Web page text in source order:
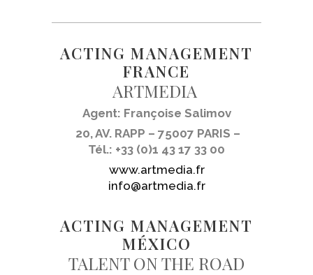
ACTING MANAGEMENT
FRANCE
ARTMEDIA
Agent: Françoise Salimov
20, AV. RAPP – 75007 PARIS –
Tél.: +33 (0)1 43 17 33 00
www.artmedia.fr
info@artmedia.fr
ACTING MANAGEMENT
MÉXICO
TALENT ON THE ROAD